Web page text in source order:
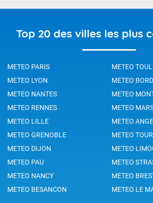
Top 20 des villes les plus
METEO PARIS
METEO
METEO LYON
METEO
METEO NANTES
METEO
METEO RENNES
METEO
METEO LILLE
METEO
METEO GRENOBLE
METEO
METEO DIJON
METEO
METEO PAU
METEO
METEO NANCY
METEO
METEO BESANCON
METEO LE